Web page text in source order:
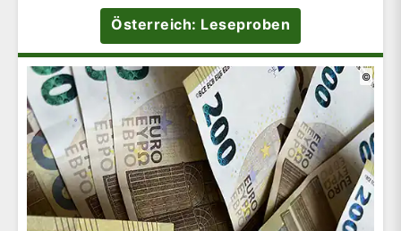
Österreich: Leseproben
©